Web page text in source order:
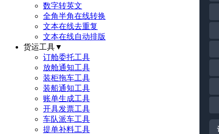
数字转英文
全角半角在线转换
文本在线去重复
文本在线自动排版
货运工具▼
订舱委托工具
放舱通知工具
装柜拖车工具
装船通知工具
账单生成工具
开具发票工具
车队派车工具
提单补料工具